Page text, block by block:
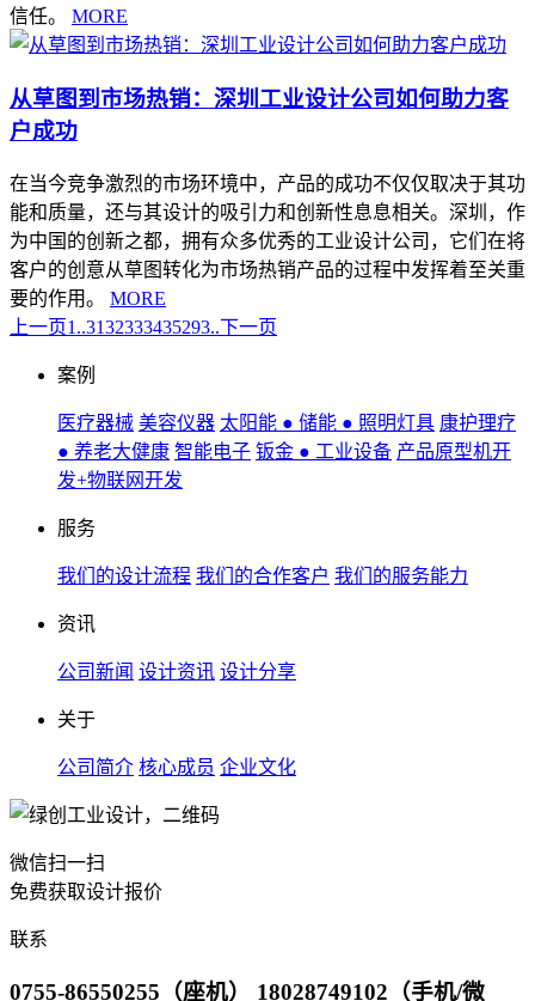
信任。
MORE
从草图到市场热销：深圳工业设计公司如何助力客
户成功
在当今竞争激烈的市场环境中，产品的成功不仅仅取决于其功
能和质量，还与其设计的吸引力和创新性息息相关。深圳，作
为中国的创新之都，拥有众多优秀的工业设计公司，它们在将
客户的创意从草图转化为市场热销产品的过程中发挥着至关重
要的作用。
MORE
上一页1..3132333435293..下一页
案例
医疗器械 美容仪器 太阳能 ● 储能 ● 照明灯具 康护理疗
● 养老大健康 智能电子 钣金 ● 工业设备 产品原型机开
发+物联网开发
服务
我们的设计流程 我们的合作客户 我们的服务能力
资讯
公司新闻 设计资讯 设计分享
关于
公司简介 核心成员 企业文化
微信扫一扫
免费获取设计报价
联系
0755-86550255（座机） 18028749102（手机/微